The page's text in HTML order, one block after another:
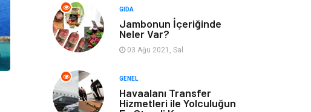
Genel Kültür Tatil
İnternet Turizm
Gayrimenkul
GIDA
Jambonun İçeriğinde
Neler Var?
03 Ağu 2021, Sal
GENEL
Havaalanı Transfer
Hizmetleri ile Yolculuğun